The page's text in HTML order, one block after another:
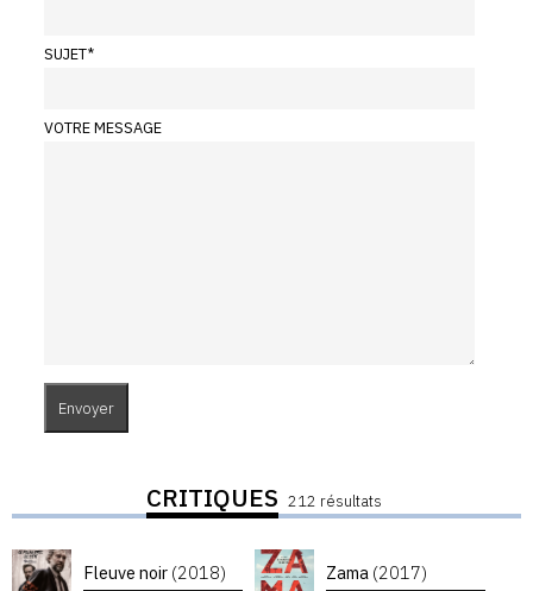
SUJET*
VOTRE MESSAGE
CRITIQUES 212 résultats
Fleuve noir (2018) Zama (2017)